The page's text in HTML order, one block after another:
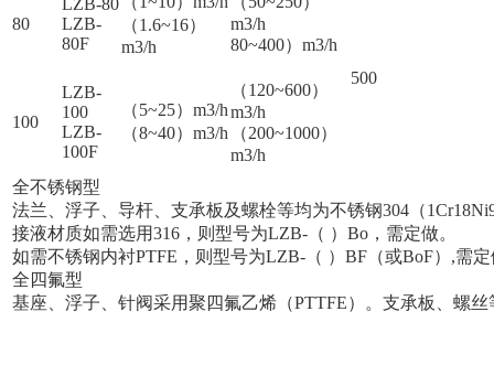
80
LZB-
80F
（1.6~16）
m3/h
m3/h
80~400）m3/h
500
100
LZB-
100
LZB-
100F
（5~25）m3/h
（8~40）m3/h
（120~600）
m3/h
（200~1000）
m3/h
全不锈钢型
法兰、浮子、导杆、支承板及螺栓等均为不锈钢304（
接液材质如需选用316，则型号为LZB-（ ）Bo，需定做。
如需不锈钢内衬PTFE，则型号为LZB-（ ）BF（或BoF）,需
全四氟型
基座、浮子、针阀采用聚四氟乙烯（PTTFE）。支承板、螺